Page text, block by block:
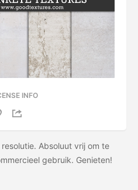
INFO
Absoluut vrij om te
gebruik. Genieten!